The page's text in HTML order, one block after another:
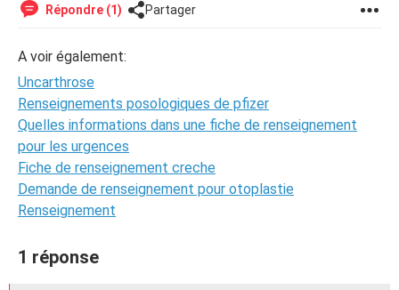
Répondre (1) Partager
A voir également:
Uncarthrose
Renseignements posologiques de pfizer
Quelles informations dans une fiche de renseignement
pour les urgences
Fiche de renseignement creche
Demande de renseignement pour otoplastie
Renseignement
1 réponse